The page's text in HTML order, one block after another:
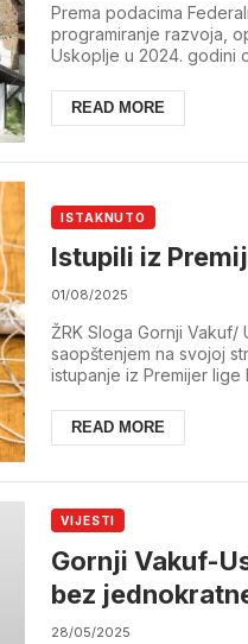
Prema podacima
programiranje razvoja,
Uskoplje u 2024. godini
READ MORE
ISTAKNUTO
Istupili iz
01/08/2025
ŽRK Sloga Gornji Vakuf/
saopštenjem na svojoj
istupanje iz Premijer lige
READ MORE
VIJESTI
Gornji Vakuf-
bez
Propust ili
28/05/2025